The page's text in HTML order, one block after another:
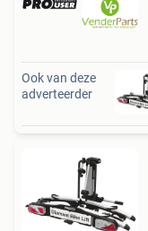
Ook van deze
adverteerder